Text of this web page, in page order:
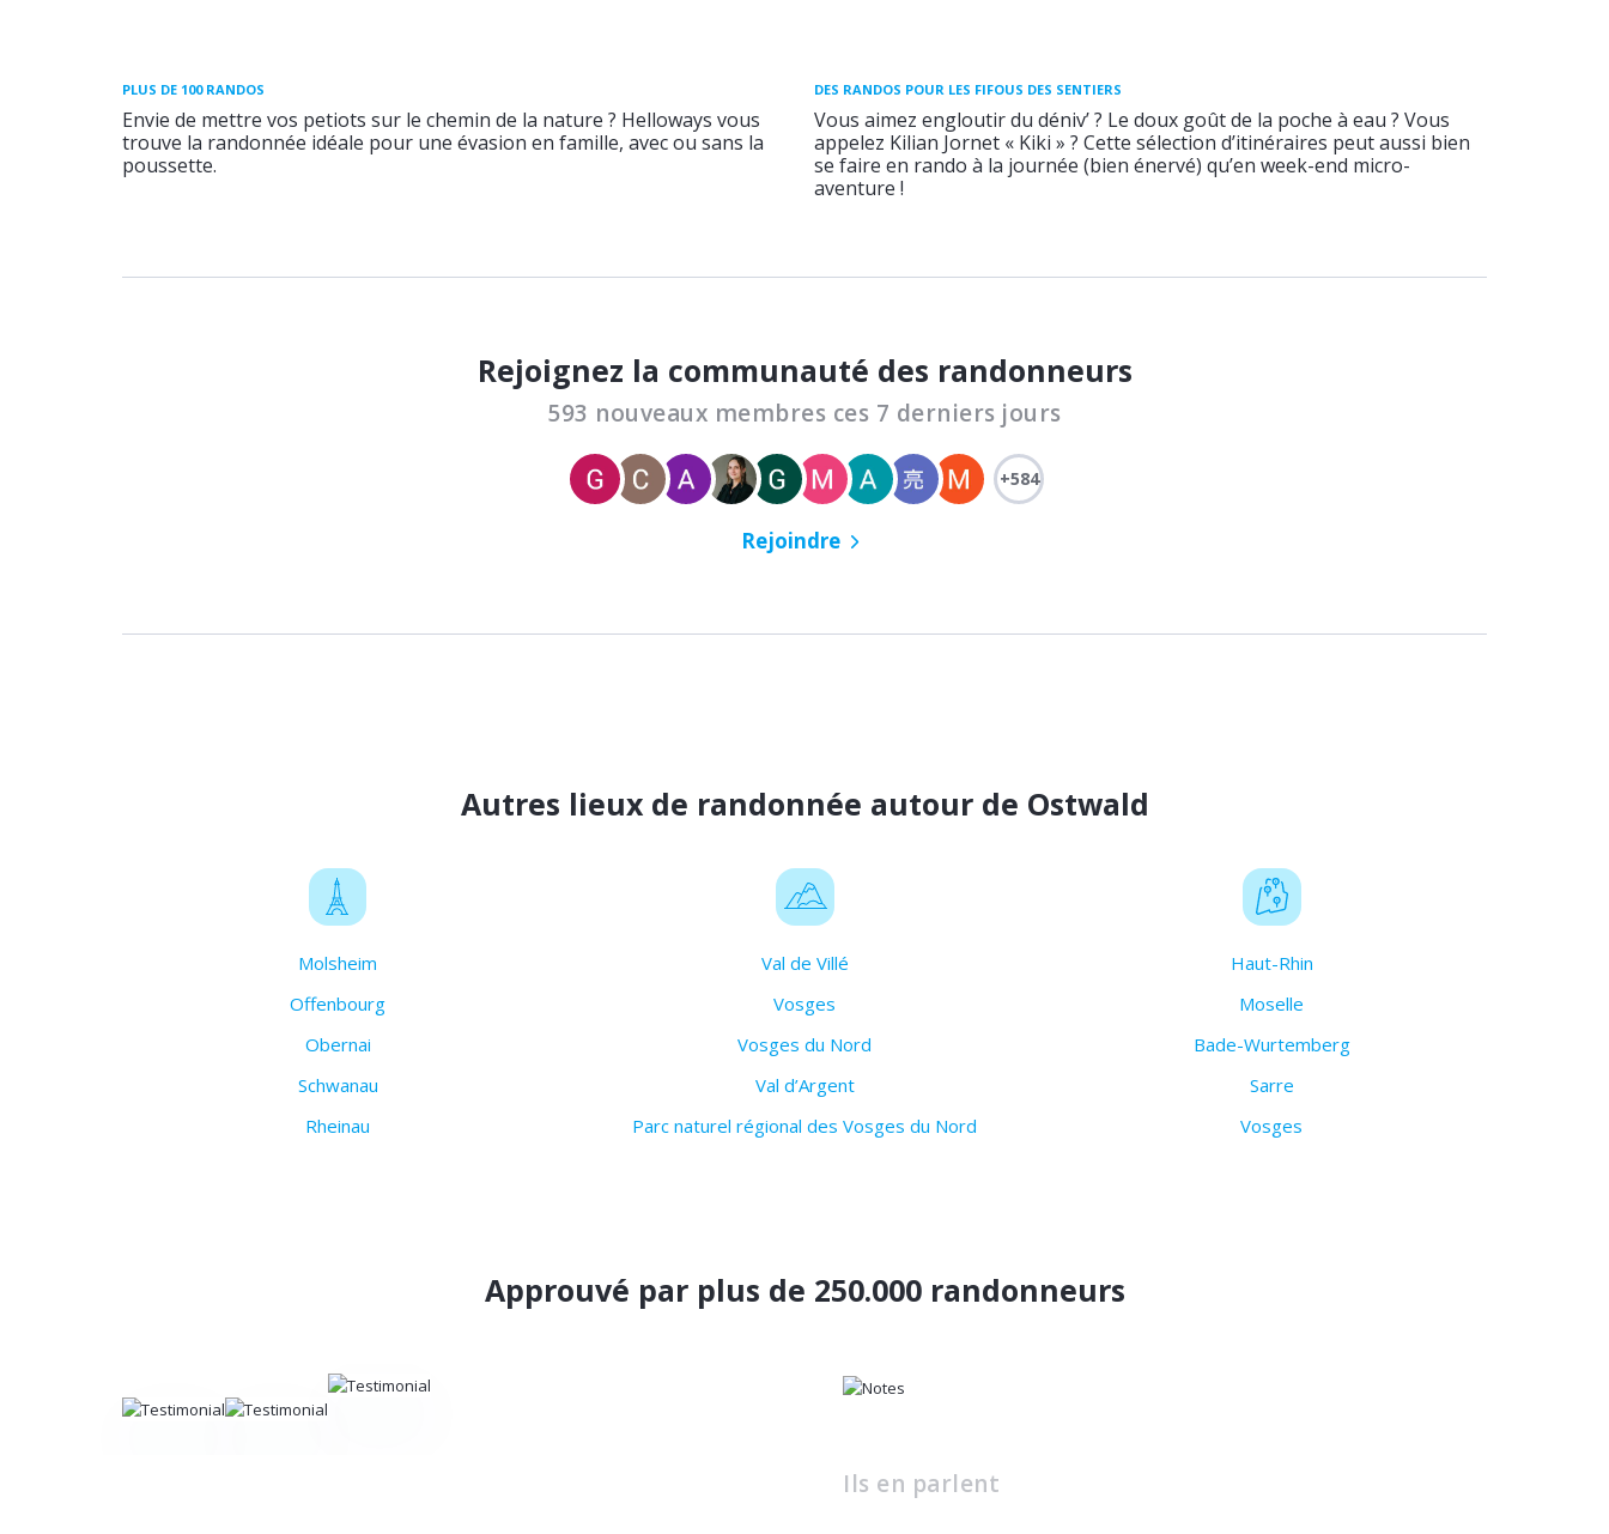
PLUS DE 100 RANDOS
Envie de mettre vos petiots sur le chemin de la nature ? Helloways vous
trouve la randonnée idéale pour une évasion en famille, avec ou sans la
poussette.
DES RANDOS POUR LES FIFOUS DES SENTIERS
Vous aimez engloutir du déniv’ ? Le doux goût de la poche à eau ? Vous
appelez Kilian Jornet « Kiki » ? Cette sélection d’itinéraires peut aussi bien
se faire en rando à la journée (bien énervé) qu’en week-end micro-
aventure !
Rejoignez la communauté des randonneurs
593 nouveaux membres ces 7 derniers jours
+584
Rejoindre
Autres lieux de randonnée autour de Ostwald
Molsheim
Offenbourg
Obernai
Schwanau
Rheinau
Val de Villé
Vosges
Vosges du Nord
Val d’Argent
Parc naturel régional des Vosges du Nord
Haut-Rhin
Moselle
Bade-Wurtemberg
Sarre
Vosges
Approuvé par plus de 250.000 randonneurs
Ils en parlent